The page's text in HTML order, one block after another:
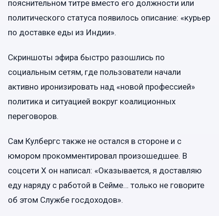
пояснительном титре вместо его должности или
политического статуса появилось описание: «курьер
по доставке еды из Индии».
Скриншоты эфира быстро разошлись по
социальным сетям, где пользователи начали
активно иронизировать над «новой профессией»
политика и ситуацией вокруг коалиционных
переговоров.
Сам Кулбергс также не остался в стороне и с
юмором прокомментировал произошедшее. В
соцсети X он написал: «Оказывается, я доставляю
еду наряду с работой в Сейме… только не говорите
об этом Службе госдоходов».